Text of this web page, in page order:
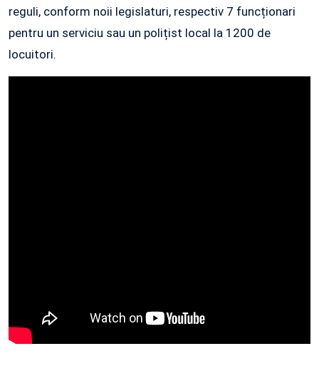
reguli, conform noii legislaturi, respectiv 7 funcționari
pentru un serviciu sau un polițist local la 1200 de
locuitori.